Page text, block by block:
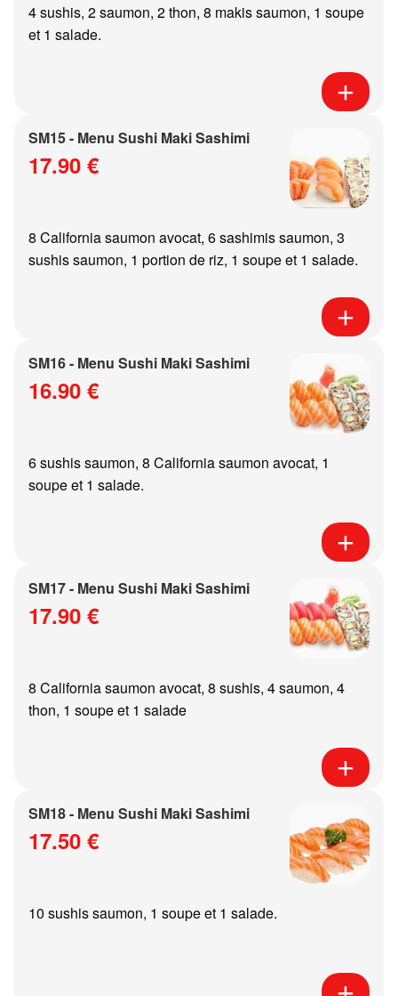
4 sushis, 2 saumon, 2 thon, 8 makis saumon, 1 soupe
et 1 salade.
SM15 - Menu Sushi Maki Sashimi
17.90 €
8 California saumon avocat, 6 sashimis saumon, 3
sushis saumon, 1 portion de riz, 1 soupe et 1 salade.
SM16 - Menu Sushi Maki Sashimi
16.90 €
6 sushis saumon, 8 California saumon avocat, 1
soupe et 1 salade.
SM17 - Menu Sushi Maki Sashimi
17.90 €
8 California saumon avocat, 8 sushis, 4 saumon, 4
thon, 1 soupe et 1 salade
SM18 - Menu Sushi Maki Sashimi
17.50 €
10 sushis saumon, 1 soupe et 1 salade.